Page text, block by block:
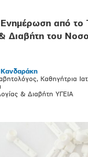
Ενημέρωση από το
Διαβήτη του
Κανδαράκη
Καθηγήτρια
& Διαβήτη ΥΓΕΙΑ